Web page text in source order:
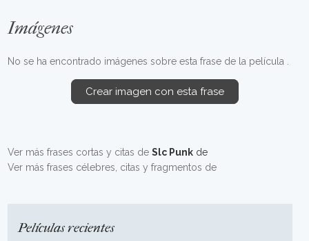
Imágenes
No se ha encontrado imágenes sobre esta frase de la película .
Crear imagen con esta frase
Ver más frases cortas y citas deSlc Punk de
Ver más frases célebres, citas y fragmentos de
Películas recientes